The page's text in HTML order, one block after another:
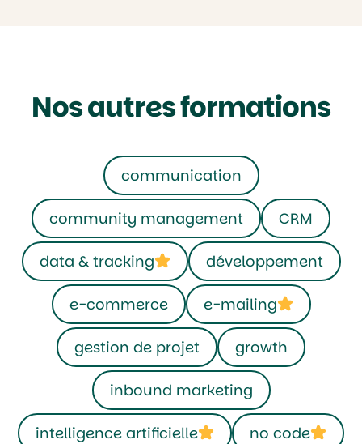
Nos autres formations
communication
community management CRM
data & tracking développement
e-commerce e-mailing
gestion de projet growth
inbound marketing
intelligence artificielle no code